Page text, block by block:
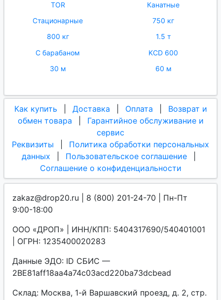
TOR
Канатные
Стационарные
750 кг
800 кг
1.5 т
С барабаном
KCD 600
30 м
60 м
Как купить Доставка Оплата
Возврат и
обмен товара
Гарантийное обслуживание и
сервис
Реквизиты
Политика обработки персональных
данных
Пользовательское соглашение
Соглашение о конфиденциальности
zakaz@drop20.ru | 8 (800) 201-24-70 | Пн-Пт
9:00-18:00
ООО «ДРОП» | ИНН/КПП: 5404317690/540401001
| ОГРН: 1235400020283
Данные ЭДО: ID СБИС —
2BE81aff18aa4a74c03acd220ba73dcbead
Склад: Москва, 1-й Варшавский проезд, д. 2, стр.